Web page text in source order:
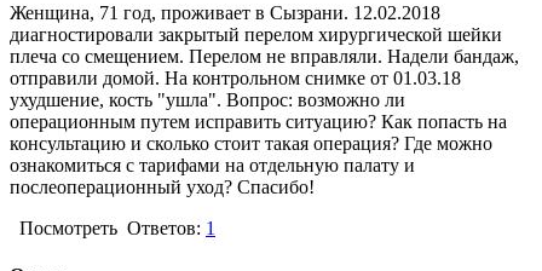
Женщина, 71 год, проживает в Сызрани. 12.02.2018
диагностировали закрытый перелом хирургической шейки
плеча со смещением. Перелом не вправляли. Надели бандаж,
отправили домой. На контрольном снимке от 01.03.18
ухудшение, кость "ушла". Вопрос: возможно ли
операционным путем исправить ситуацию? Как попасть на
консультацию и сколько стоит такая операция? Где можно
ознакомиться с тарифами на отдельную палату и
послеоперационный уход? Спасибо!
Посмотреть Ответов: 1